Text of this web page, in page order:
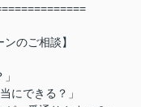
のご相談】
にできる？」